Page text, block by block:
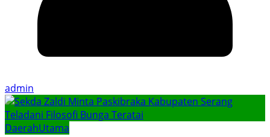
admin
DaerahUtama